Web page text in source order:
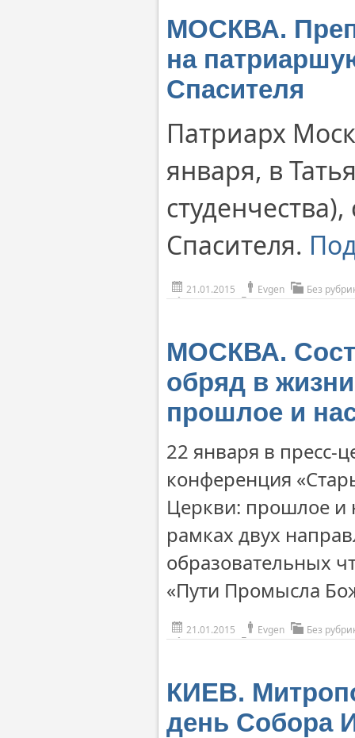
МОСКВА.
на
Спасителя
Патриарх
января, в
Спасителя.
21.01.2015 Evgen Без
МОСКВА.
обряд в
прошлое и
22 января в пресс-
конференция
Церкви: прошлое и
рамках двух
образовательных
«Пути Промысла
21.01.2015 Evgen Без
КИЕВ.
день Собора